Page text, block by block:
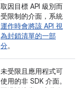
取因目標 API 級別而
受限制的介面，系統
運作時會將該 API 視
為封鎖清單的一部
分。
未受限且應用程式可
使用的非 SDK 介面。